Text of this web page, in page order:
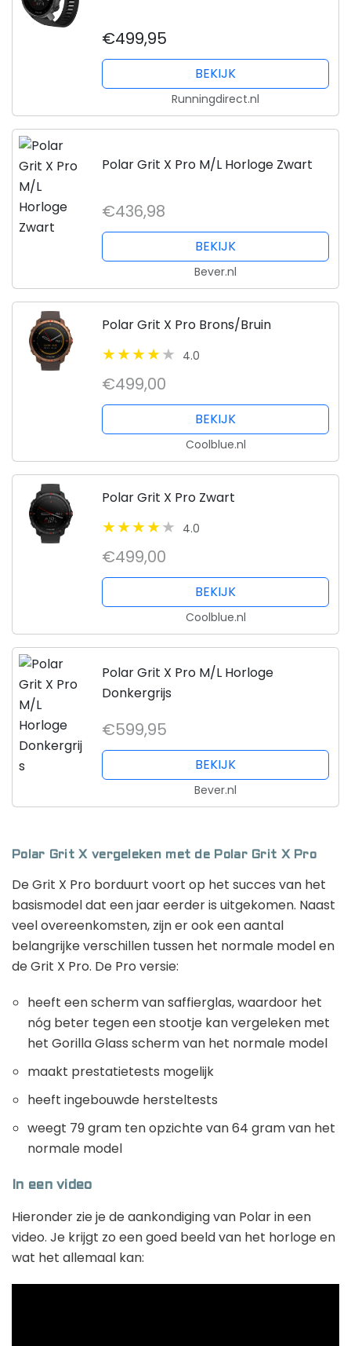
€499,95
BEKIJK
Runningdirect.nl
Polar Grit X Pro M/L Horloge Zwart
€436,98
BEKIJK
Bever.nl
Polar Grit X Pro Brons/Bruin
4.0
€499,00
BEKIJK
Coolblue.nl
Polar Grit X Pro Zwart
4.0
€499,00
BEKIJK
Coolblue.nl
Polar Grit X Pro M/L Horloge
Donkergrijs
€599,95
BEKIJK
Bever.nl
Polar Grit X vergeleken met de Polar Grit X Pro
De Grit X Pro borduurt voort op het succes van het
basismodel dat een jaar eerder is uitgekomen. Naast
veel overeenkomsten, zijn er ook een aantal
belangrijke verschillen tussen het normale model en
de Grit X Pro. De Pro versie:
heeft een scherm van saffierglas, waardoor het
nóg beter tegen een stootje kan vergeleken met
het Gorilla Glass scherm van het normale model
maakt prestatietests mogelijk
heeft ingebouwde hersteltests
weegt 79 gram ten opzichte van 64 gram van het
normale model
In een video
Hieronder zie je de aankondiging van Polar in een
video. Je krijgt zo een goed beeld van het horloge en
wat het allemaal kan: